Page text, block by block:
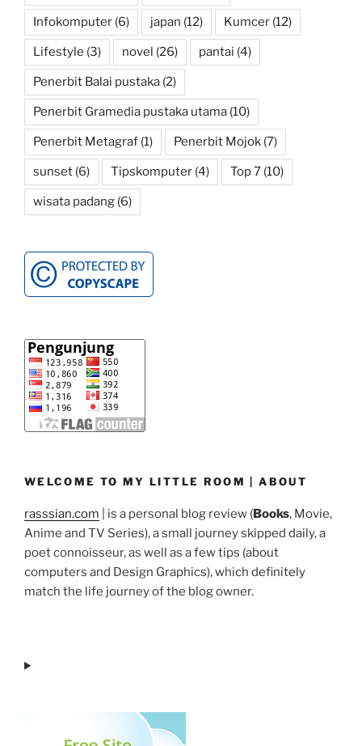
Infokomputer (6) japan (12) Kumcer (12)
Lifestyle (3) novel (26) pantai (4)
Penerbit Balai pustaka (2)
Penerbit Gramedia pustaka utama (10)
Penerbit Metagraf (1) Penerbit Mojok (7)
sunset (6) Tipskomputer (4) Top 7 (10)
wisata padang (6)
WELCOME TO MY LITTLE ROOM | ABOUT
rasssian.com | is a personal blog review (Books, Movie,
Anime and TV Series), a small journey skipped daily, a
poet connoisseur, as well as a few tips (about
computers and Design Graphics), which definitely
match the life journey of the blog owner.